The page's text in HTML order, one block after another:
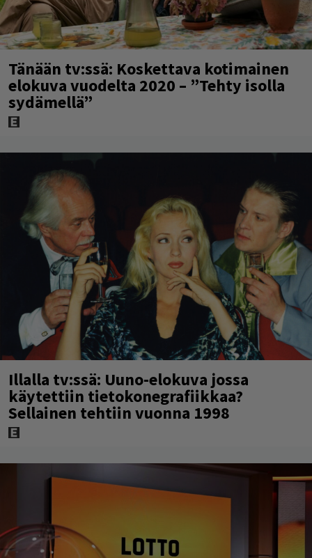
Tänään tv:ssä: Koskettava kotimainen
elokuva vuodelta 2020 – ”Tehty isolla
sydämellä”
Illalla tv:ssä: Uuno-elokuva jossa
käytettiin tietokonegrafiikkaa?
Sellainen tehtiin vuonna 1998